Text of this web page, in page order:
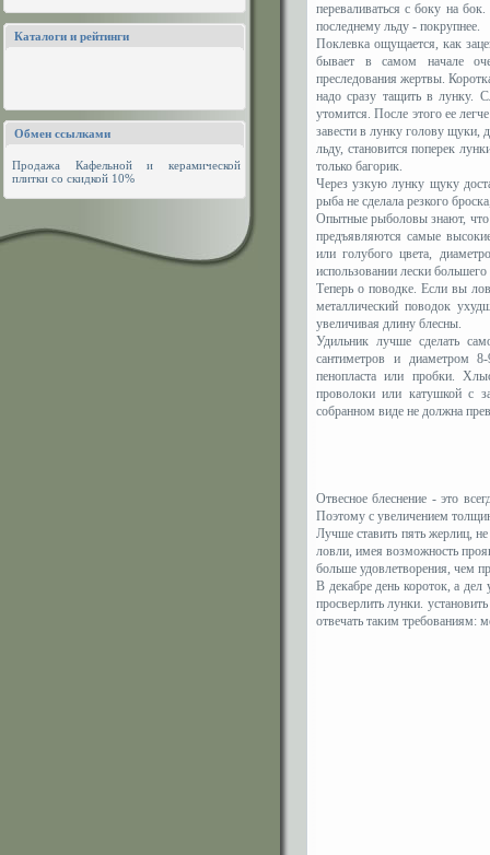
Каталоги и рейтинги
Обмен ссылками
Продажа Кафельной и керамической
плитки со скидкой 10%
переваливаться с боку на
последнему льду - покрупнее.
Поклевка ощущается, как
бывает в самом начале
преследования жертвы.
надо сразу тащить в лунку.
утомится. После этого ее
завести в лунку голову щуки,
льду, становится поперек
только багорик.
Через узкую лунку щуку
рыба не сделала резкого
Опытные рыболовы знают, что
предъявляются самые
или голубого цвета,
использовании лески
Теперь о поводке. Если вы
металлический поводок
увеличивая длину блесны.
Удильник лучше сделать
сантиметров и диаметром
пенопласта или пробки.
проволоки или катушкой с
собранном виде не должна
Отвесное блеснение - это
Поэтому с увеличением
Лучше ставить пять жерлиц,
ловли, имея возможность
больше удовлетворения, чем
В декабре день короток, а
просверлить лунки.
отвечать таким требованиям: